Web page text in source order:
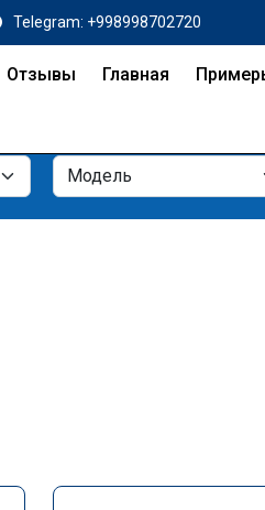
Telegram: +998998702720
Отзывы Главная